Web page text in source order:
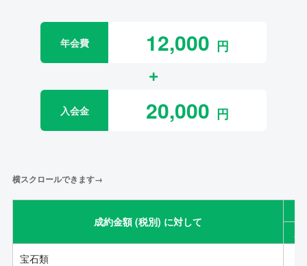
年会費 12,000
入会金 20,000
横スクロールできます→
成約金額 (税別) に対して
宝石類